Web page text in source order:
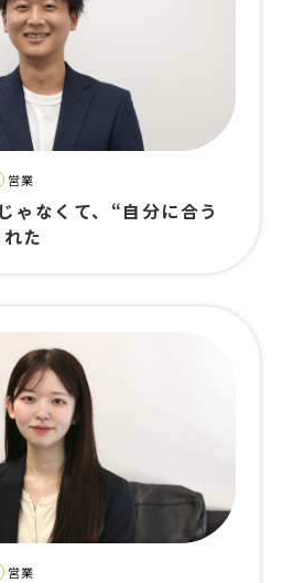
営業
ゃなくて、“自分に合う
た
営業